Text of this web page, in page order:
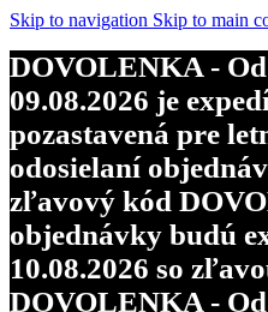
Skip to navigation Skip to main
DOVOLENKA - Od
09.08.2026 je
pozastavená pre
odosielaní
zľavový kód
objednávky budú
10.08.2026 so
DOVOLENKA - Od